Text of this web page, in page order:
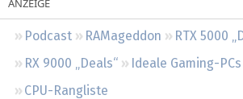
Podcast RAMageddon
RTX 5000
RX 9000 „Deals“
Ideale Gaming-PCs
CPU-Rangliste